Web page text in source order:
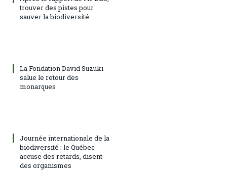
trouver des pistes pour
sauver la biodiversité
La Fondation David Suzuki
salue le retour des
monarques
Journée internationale de la
biodiversité : le Québec
accuse des retards, disent
des organismes